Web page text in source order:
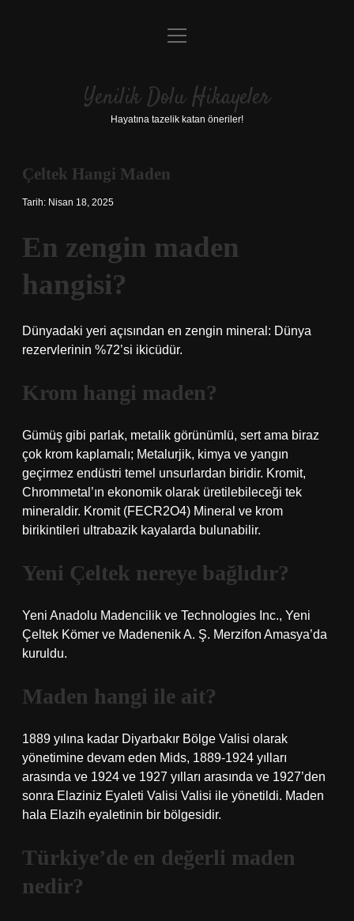
Anasayfa
Yasal Uyarı
menüyü
Yenilik Dolu Hikayeler
Hayatına tazelik katan öneriler!
Çeltek Hangi Maden
Tarih: Nisan 18, 2025
En zengin maden
hangisi?
Dünyadaki yeri açısından en zengin mineral: Dünya
rezervlerinin %72’si ikicüdür.
Krom hangi maden?
Gümüş gibi parlak, metalik görünümlü, sert ama biraz
çok krom kaplamalı; Metalurjik, kimya ve yangın
geçirmez endüstri temel unsurlardan biridir. Kromit,
Chrommetal’ın ekonomik olarak üretilebileceği tek
mineraldir. Kromit (FECR2O4) Mineral ve krom
birikintileri ultrabazik kayalarda bulunabilir.
Yeni Çeltek nereye bağlıdır?
Yeni Anadolu Madencilik ve Technologies Inc., Yeni
Çeltek Kömer ve Madenenik A. Ş. Merzifon Amasya’da
kuruldu.
Maden hangi ile ait?
1889 yılına kadar Diyarbakır Bölge Valisi olarak
yönetimine devam eden Mids, 1889-1924 yılları
arasında ve 1924 ve 1927 yılları arasında ve 1927’den
sonra Elaziniz Eyaleti Valisi Valisi ile yönetildi. Maden
hala Elazih eyaletinin bir bölgesidir.
Türkiye’de en değerli maden
nedir?